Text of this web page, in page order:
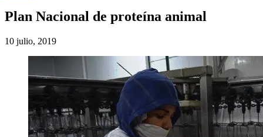
Plan Nacional de proteína animal
10 julio, 2019